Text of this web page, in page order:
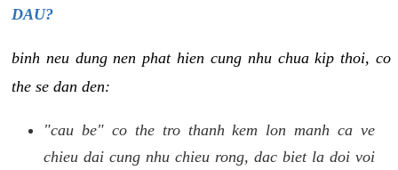
DAU?
binh neu dung nen phat hien cung nhu chua kip thoi, co
the se dan den:
"cau be" co the tro thanh kem lon manh ca ve
chieu dai cung nhu chieu rong, dac biet la doi voi